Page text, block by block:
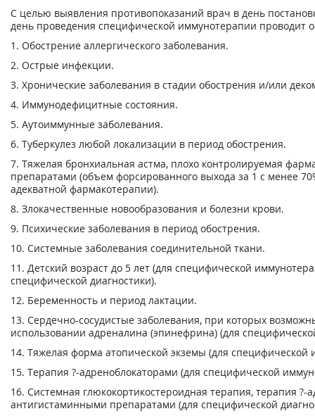
С целью выявления противопоказаний врач в день
день проведения специфической иммунотерапии проводит
1. Обострение аллергического заболевания.
2. Острые инфекции.
3. Хронические заболевания в стадии обострения и/или
4. Иммунодефицитные состояния.
5. Аутоиммунные заболевания.
6. Туберкулез любой локализации в период обострения.
7. Тяжелая бронхиальная астма, плохо контролируемая
препаратами (объем форсированного выхода за 1 с менее
адекватной фармакотерапии).
8. Злокачественные новообразования и болезни крови.
9. Психические заболевания в период обострения.
10. Системные заболевания соединительной ткани.
11. Детский возраст до 5 лет (для специфической
специфической диагностики).
12. Беременность и период лактации.
13. Сердечно-сосудистые заболевания, при которых
использовании адреналина (эпинефрина) (для
14. Тяжелая форма атопической экземы (для специфической
15. Терапия ?-адреноблокаторами (для специфической
16. Системная глюкокортикостероидная терапия, терапия
антигистаминными препаратами (для специфической